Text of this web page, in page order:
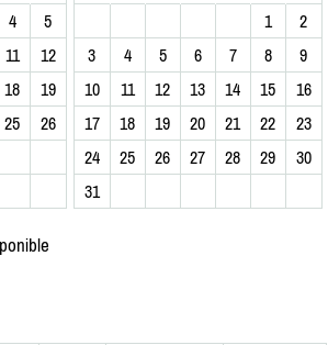
4
5
11
12
18
19
25
26
1
2
3
4 5 6 7 8
9
10
11 12 13 14 15
16
17
18 19 20 21 22
23
24
25 26 27 28 29
30
31